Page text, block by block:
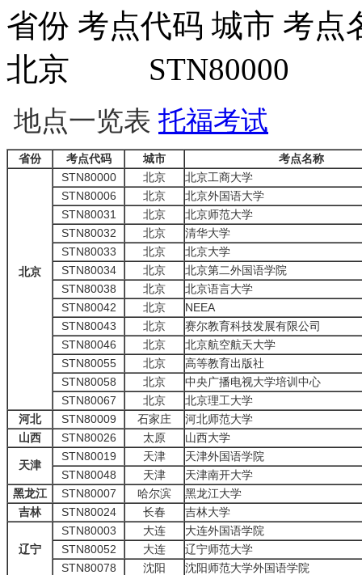
省份 考点代码 城市 考点
北京 STN80000
地点一览表 托福考试
省份 考点代码 城市 考点名称
北京
STN80000 北京
北京工商大学
STN80006
北京
北京外国语大学
STN80031
北京
北京师范大学
STN80032
北京
清华大学
STN80033
北京
北京大学
STN80034
北京
北京第二外国语学院
STN80038
北京
北京语言大学
STN80042
北京
NEEA
STN80043
北京
赛尔教育科技发展有限公司
STN80046
北京
北京航空航天大学
STN80055
北京
高等教育出版社
STN80058
北京
中央广播电视大学培训中心
STN80067
北京
北京理工大学
河北
STN80009 石家庄
河北师范大学
山西
STN80026 太原 山西大学
天津
STN80019 天津
天津外国语学院
STN80048
天津
天津南开大学
黑龙江
STN80007 哈尔滨
黑龙江大学
吉林
STN80024 长春 吉林大学
辽宁
STN80003 大连
大连外国语学院
STN80052
大连
辽宁师范大学
STN80078
沈阳
沈阳师范大学外国语学院